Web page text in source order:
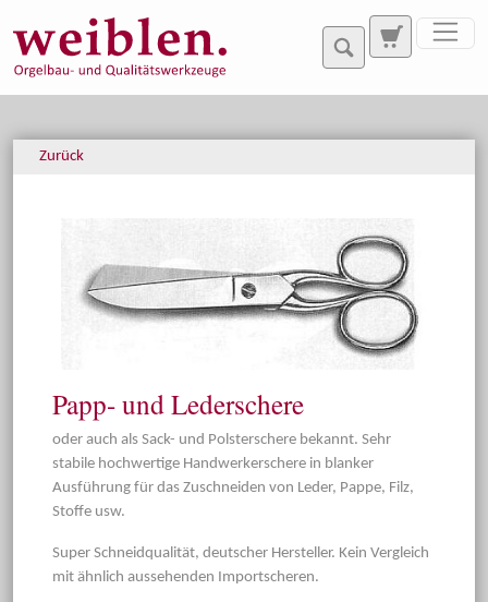
Zurück
Papp- und Lederschere
oder auch als Sack- und Polsterschere bekannt. Sehr
stabile hochwertige Handwerkerschere in blanker
Ausführung für das Zuschneiden von Leder, Pappe, Filz,
Stoffe usw.
Super Schneidqualität, deutscher Hersteller. Kein Vergleich
mit ähnlich aussehenden Importscheren.